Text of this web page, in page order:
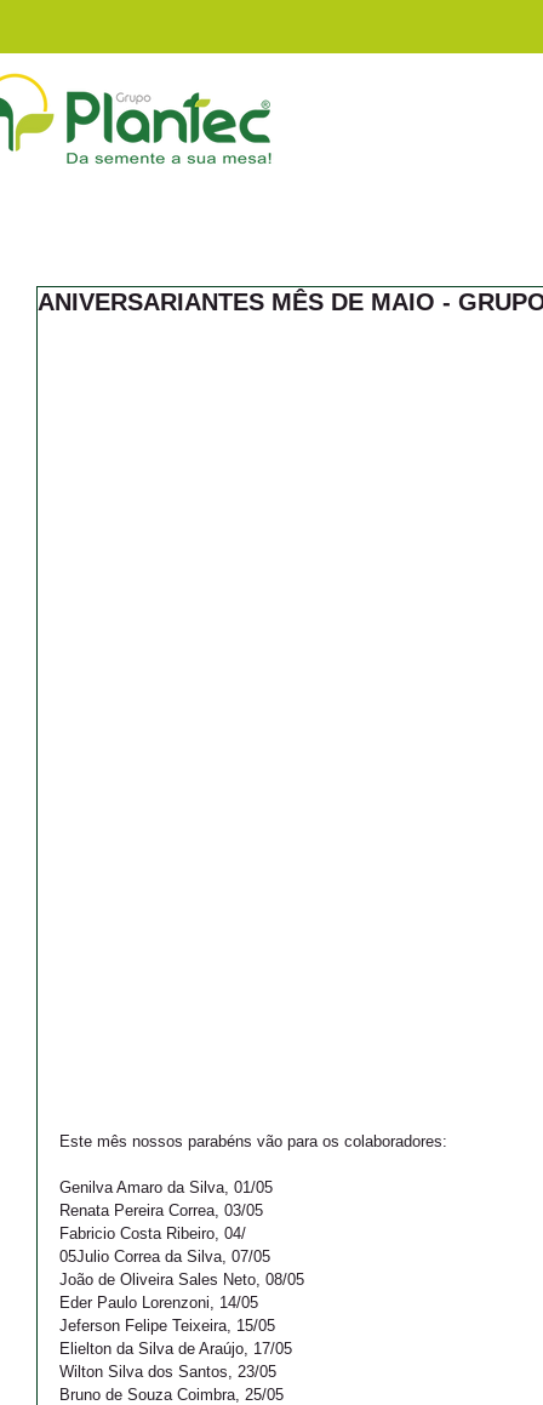
ANIVERSARIANTES MÊS DE MAIO -
Este mês nossos parabéns vão para os colaboradores:
Genilva Amaro da Silva, 01/05
Renata Pereira Correa, 03/05
Fabricio Costa Ribeiro, 04/
05Julio Correa da Silva, 07/05
João de Oliveira Sales Neto, 08/05
Eder Paulo Lorenzoni, 14/05
Jeferson Felipe Teixeira, 15/05
Elielton da Silva de Araújo, 17/05
Wilton Silva dos Santos, 23/05
Bruno de Souza Coimbra, 25/05